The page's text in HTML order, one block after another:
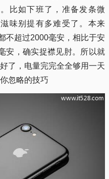
比如下班了，准备发条微
味别提有多难受了。本来
不超过2000毫安，相比于安
安，确实捉襟见肘。所以就
了，电量完完全全够用一天
忽略的技巧